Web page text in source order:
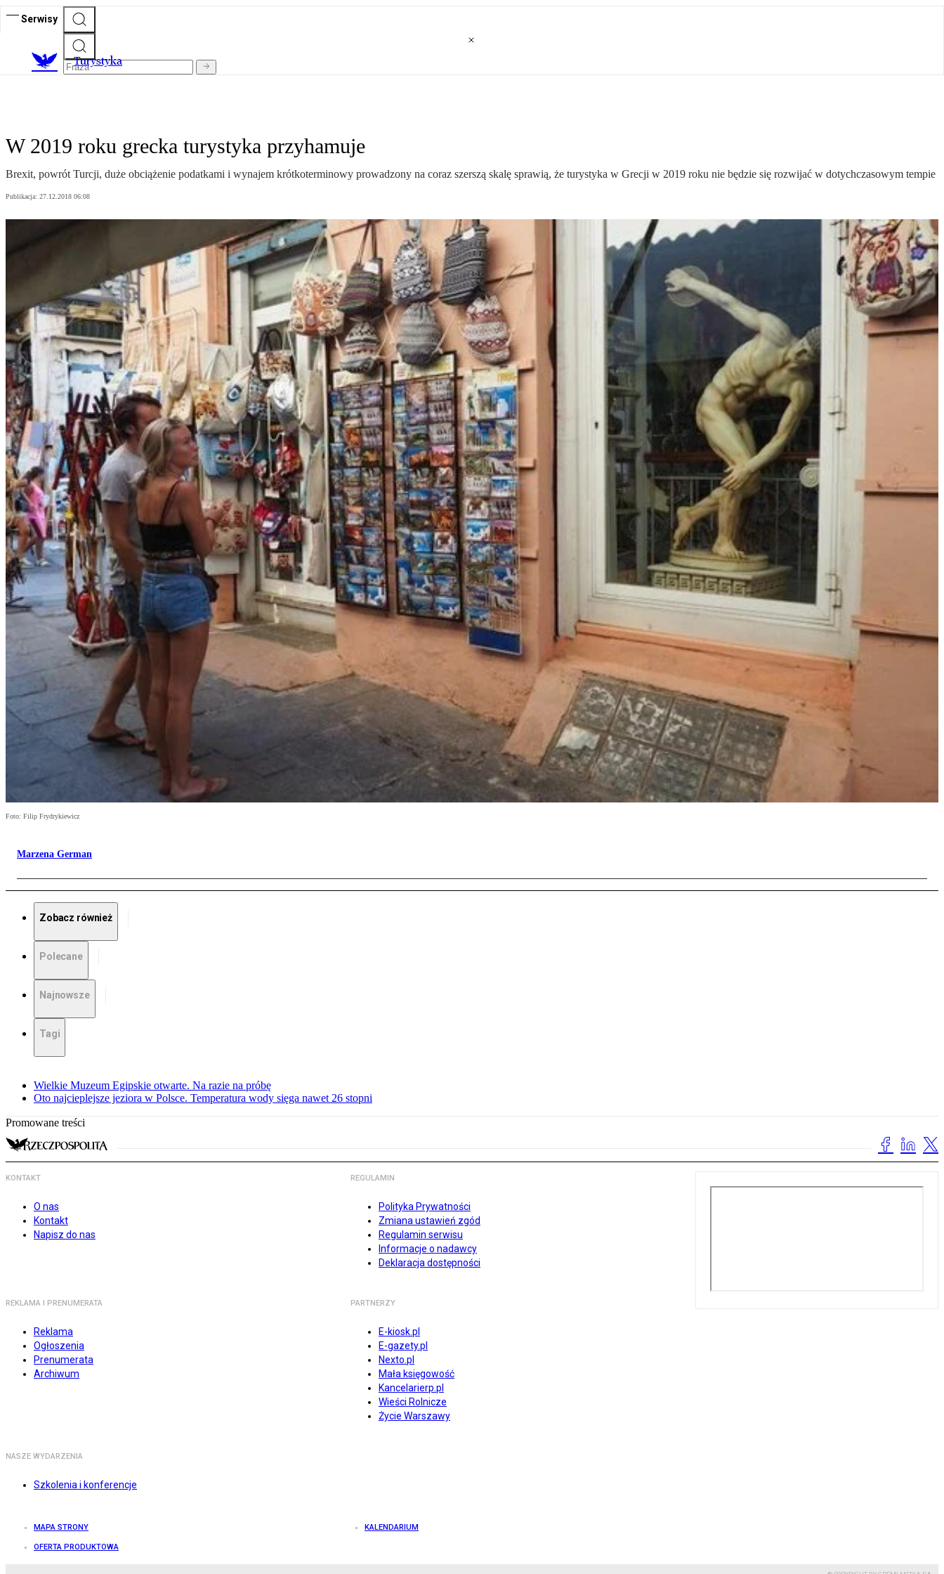
Serwisy
Turystyka
W 2019 roku grecka turystyka przyhamuje
Brexit, powrót Turcji, duże obciążenie podatkami i wynajem krótkoterminowy prowadzony na coraz szerszą skalę sprawią, że turystyka w Grecji w 2019 roku nie będzie się rozwijać w dotychczasowym tempie
Publikacja: 27.12.2018 06:08
Foto: Filip Frydrykiewicz
Marzena German
Zobacz również
Polecane
Najnowsze
Tagi
Wielkie Muzeum Egipskie otwarte. Na razie na próbę
Oto najcieplejsze jeziora w Polsce. Temperatura wody sięga nawet 26 stopni
Promowane treści
KONTAKT
O nas
Kontakt
Napisz do nas
REGULAMIN
Polityka Prywatności
Zmiana ustawień zgód
Regulamin serwisu
Informacje o nadawcy
Deklaracja dostępności
REKLAMA I PRENUMERATA
Reklama
Ogłoszenia
Prenumerata
Archiwum
PARTNERZY
E-kiosk.pl
E-gazety.pl
Nexto.pl
Mała księgowość
Kancelarierp.pl
Wieści Rolnicze
Życie Warszawy
NASZE WYDARZENIA
Szkolenia i konferencje
MAPA STRONY KALENDARIUM
OFERTA PRODUKTOWA